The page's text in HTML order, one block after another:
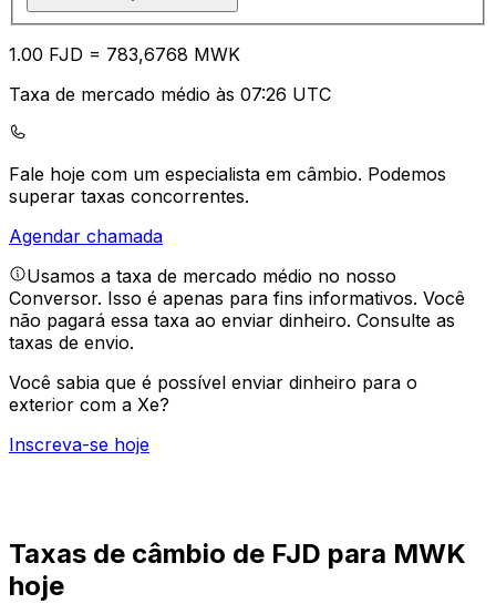
1.00 FJD = 783,6768 MWK
Taxa de mercado médio às 07:26 UTC
Fale hoje com um especialista em câmbio. Podemos
superar taxas concorrentes.
Agendar chamada
Usamos a taxa de mercado médio no nosso
Conversor. Isso é apenas para fins informativos. Você
não pagará essa taxa ao enviar dinheiro. Consulte as
taxas de envio.
Você sabia que é possível enviar dinheiro para o
exterior com a Xe?
Inscreva-se hoje
Taxas de câmbio de FJD para MWK
hoje